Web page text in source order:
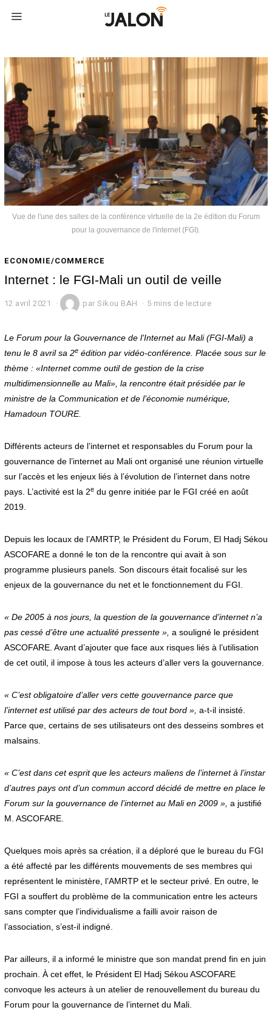
Vue de l'une des salles de la conférence virtuelle de la 2e édition du Forum
pour la gouvernance de l'internet (FGI).
ECONOMIE/COMMERCE
Internet : le FGI-Mali un outil de veille
12 avril 2021
v
i
l
2
2
1
parSikou BAH 5 mins de lecture
Le Forum pour la Gouvernance de l’Internet au Mali (FGI-Mali) a
tenu le 8 avril sa 2eédition par vidéo-conférence. Placée sous sur le
thème : «Internet comme outil de gestion de la crise
multidimensionnelle au Mali», la rencontre était présidée par le
ministre de la Communication et de l’économie numérique,
Hamadoun TOURE.
Différents acteurs de l’internet et responsables du Forum pour la
gouvernance de l’internet au Mali ont organisé une réunion virtuelle
sur l’accès et les enjeux liés à l’évolution de l’internet dans notre
pays. L’activité est la 2edu genre initiée par le FGI créé en août
2019.
Depuis les locaux de l’AMRTP, le Président du Forum, El Hadj Sékou
ASCOFARE a donné le ton de la rencontre qui avait à son
programme plusieurs panels. Son discours était focalisé sur les
enjeux de la gouvernance du net et le fonctionnement du FGI.
« De 2005 à nos jours, la question de la gouvernance d’internet n’a
pas cessé d’être une actualité pressente », a souligné le président
ASCOFARE. Avant d’ajouter que face aux risques liés à l’utilisation
de cet outil, il impose à tous les acteurs d’aller vers la gouvernance.
« C’est obligatoire d’aller vers cette gouvernance parce que
l’internet est utilisé par des acteurs de tout bord », a-t-il insisté.
Parce que, certains de ses utilisateurs ont des desseins sombres et
malsains.
« C’est dans cet esprit que les acteurs maliens de l’internet à l’instar
d’autres pays ont d’un commun accord décidé de mettre en place le
Forum sur la gouvernance de l’internet au Mali en 2009 », a justifié
M. ASCOFARE.
Quelques mois après sa création, il a déploré que le bureau du FGI
a été affecté par les différents mouvements de ses membres qui
représentent le ministère, l’AMRTP et le secteur privé. En outre, le
FGI a souffert du problème de la communication entre les acteurs
sans compter que l’individualisme a failli avoir raison de
l’association, s’est-il indigné.
Par ailleurs, il a informé le ministre que son mandat prend fin en juin
prochain. À cet effet, le Président El Hadj Sékou ASCOFARE
convoque les acteurs à un atelier de renouvellement du bureau du
Forum pour la gouvernance de l’internet du Mali.